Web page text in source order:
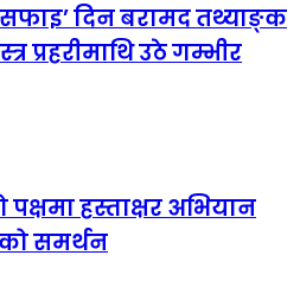
दिन बरामद तथ्याङ्क
प्रहरीमाथि उठे गम्भीर
हस्ताक्षर अभियान
समर्थन